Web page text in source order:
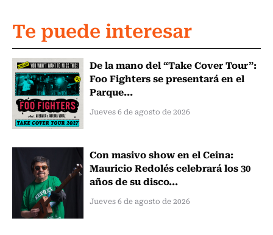
Te puede interesar
De la mano del “Take Cover Tour”:
Foo Fighters se presentará en el
Parque...
Jueves 6 de agosto de 2026
Con masivo show en el Ceina:
Mauricio Redolés celebrará los 30
años de su disco...
Jueves 6 de agosto de 2026